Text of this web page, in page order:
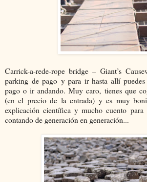
Carrick-a-rede-rope bridge – Giant’s
parking de pago y para ir hasta allí
pago o ir andando. Muy caro, tienes que
(en el precio de la entrada) y es muy
explicación científica y mucho cuento
contando de generación en generación...